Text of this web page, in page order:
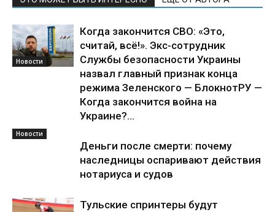
Новости
Когда закончится СВО: «Это,
считай, всё!». Экс-сотрудник
Службы безопасности Украины
назвал главный признак конца
режима Зеленского — БлокнотРУ —
Когда закончится война на
Украине?...
Новости
Деньги после смерти: почему
наследницы оспаривают действия
нотариуса и судов
Тульские спринтеры будут